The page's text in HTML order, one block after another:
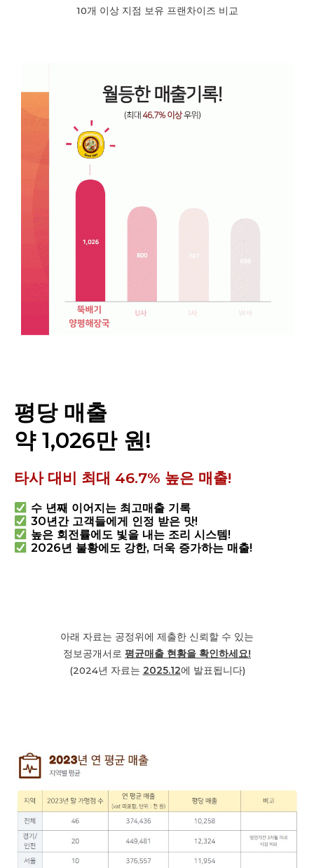
10개 이상 지점 보유 프랜차이즈 비교
평당 매출
약 1,026만 원!
타사 대비 최대 46.7% 높은 매출!
수 년째 이어지는 최고매출 기록
30년간 고객들에게 인정 받은 맛!
높은 회전률에도 빛을 내는 조리 시스템!
2026년 불황에도 강한, 더욱 증가하는 매출!
아래 자료는 공정위에 제출한 신뢰할 수 있는
정보공개서로 평균매출 현황을 확인하세요!
(2024년 자료는 2025.12에 발표됩니다)